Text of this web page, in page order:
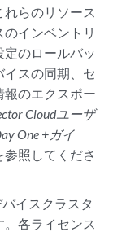
らのリソース
インベントリ
のロールバッ
イスの同期、セ
のエクスポー
Cloudユーザ
One +ガイ
参照してくださ
イスクラスタ
各ライセンス